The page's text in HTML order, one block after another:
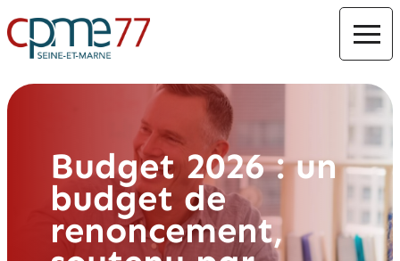
Budget 2026 : un
budget de
renoncement,